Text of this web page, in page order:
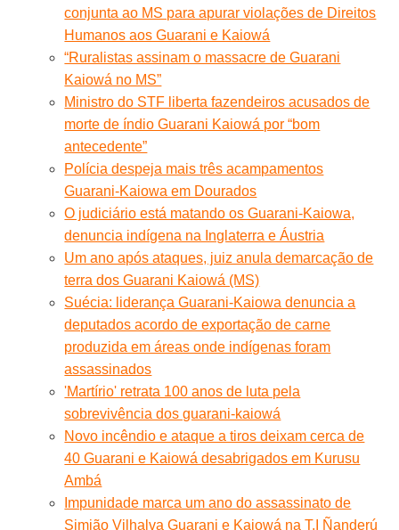
conjunta ao MS para apurar violações de Direitos
Humanos aos Guarani e Kaiowá
“Ruralistas assinam o massacre de Guarani
Kaiowá no MS”
Ministro do STF liberta fazendeiros acusados de
morte de índio Guarani Kaiowá por “bom
antecedente”
Polícia despeja mais três acampamentos
Guarani-Kaiowa em Dourados
O judiciário está matando os Guarani-Kaiowa,
denuncia indígena na Inglaterra e Áustria
Um ano após ataques, juiz anula demarcação de
terra dos Guarani Kaiowá (MS)
Suécia: liderança Guarani-Kaiowa denuncia a
deputados acordo de exportação de carne
produzida em áreas onde indígenas foram
assassinados
'Martírio' retrata 100 anos de luta pela
sobrevivência dos guarani-kaiowá
Novo incêndio e ataque a tiros deixam cerca de
40 Guarani e Kaiowá desabrigados em Kurusu
Ambá
Impunidade marca um ano do assassinato de
Simião Vilhalva Guarani e Kaiowá na T.I Ñanderú